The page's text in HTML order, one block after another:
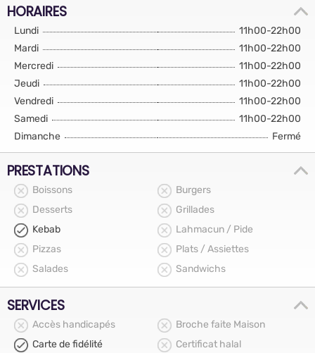
HORAIRES
Lundi
11h00-22h00
Mardi
11h00-22h00
Mercredi
11h00-22h00
Jeudi
11h00-22h00
Vendredi
11h00-22h00
Samedi
11h00-22h00
Dimanche
Fermé
PRESTATIONS
Boissons
Burgers
Desserts
Grillades
Kebab
Lahmacun / Pide
Pizzas
Plats / Assiettes
Salades
Sandwichs
SERVICES
Accès handicapés
Broche faite Maison
Carte de fidélité
Certificat halal